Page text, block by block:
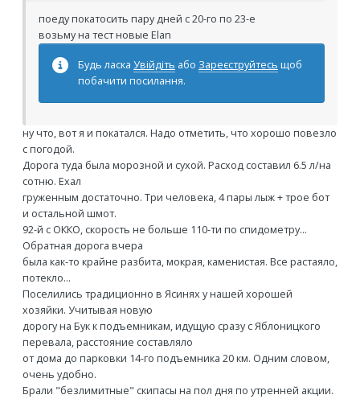
поеду покатосить пару дней с 20-го по 23-е
возьму на тест новые Elan
Будь ласка Увійдіть або Зареєструйтесь щоб
побачити посилання.
ну что, вот я и покатался. Надо отметить, что хорошо повезло
с погодой.
Дорога туда была морозной и сухой. Расход составил 6.5 л/на
сотню. Ехал
груженным достаточно. Три человека, 4 пары лыж + трое бот
и остальной шмот.
92-й с ОККО, скорость не больше 110-ти по спидометру...
Обратная дорога вчера
была как-то крайне разбита, мокрая, каменистая. Все растаяло,
потекло...
Поселились традиционно в Ясинях у нашей хорошей
хозяйки. Учитывая новую
дорогу на Бук к подъемникам, идущую сразу с Яблоницкого
перевала, расстояние составляло
от дома до парковки 14-го подъемника 20 км. Одним словом,
очень удобно.
Брали "безлимитные" скипасы на пол дня по утренней акции.